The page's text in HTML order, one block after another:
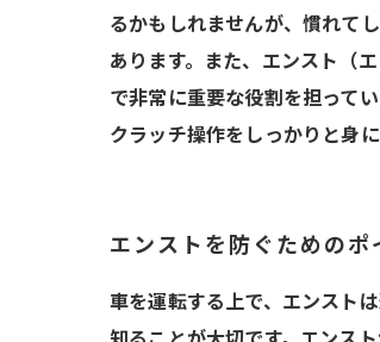
るかもしれませんが、慣れて
あります。また、エンスト（
で非常に重要な役割を担って
クラッチ操作をしっかりと身
エンストを防ぐためのポ
車を運転する上で、エンスト